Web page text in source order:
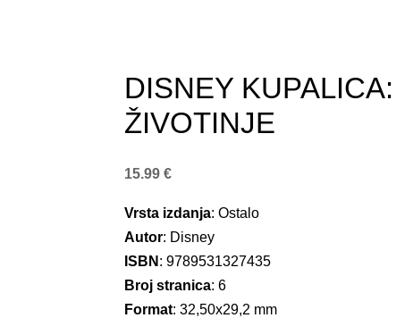
DISNEY KUPALICA:
ŽIVOTINJE
15.99€
Vrsta izdanja: Ostalo
Autor: Disney
ISBN : 9789531327435
Broj stranica: 6
Format: 32,50x29,2 mm